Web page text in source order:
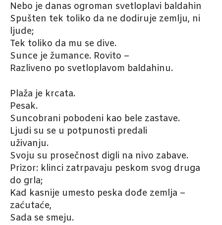
Nebo je danas ogroman svetloplavi baldahin
Spušten tek toliko da ne dodiruje zemlju, ni
ljude;
Tek toliko da mu se dive.
Sunce je žumance. Rovito –
Razliveno po svetloplavom baldahinu.
Plaža je krcata.
Pesak.
Suncobrani pobodeni kao bele zastave.
Ljudi su se u potpunosti predali
uživanju.
Svoju su prosečnost digli na nivo zabave.
Prizor: klinci zatrpavaju peskom svog druga
do grla;
Kad kasnije umesto peska dođe zemlja –
zaćutaće,
Sada se smeju.